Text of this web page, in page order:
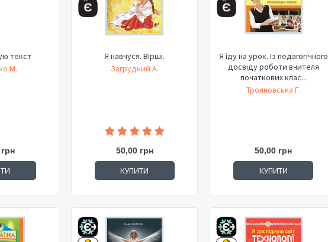
текст
М.
Я навчуся. Вірші.
Загрудний А.
50,00 грн
КУПИТИ
Я іду на урок. Із педагогічного
досвіду роботи вчителя
початкових клас...
Трояновська Г.
50,00 грн
КУПИТИ